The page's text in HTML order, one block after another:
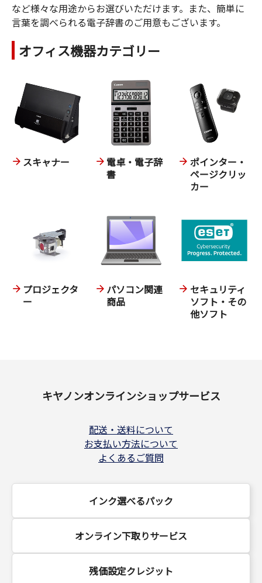
など様々な用途からお選びいただけます。また、簡単に
言葉を調べられる電子辞書のご用意もございます。
オフィス機器カテゴリー
スキャナー
電卓・電子辞
書
ポインター・
ページクリッ
カー
プロジェクタ
ー
パソコン関連
商品
セキュリティ
ソフト・その
他ソフト
キヤノンオンラインショップサービス
配送・送料について
お支払い方法について
よくあるご質問
インク選べるパック
オンライン下取りサービス
残価設定クレジット